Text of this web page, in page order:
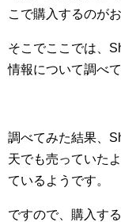
こで購入するのが
そこでここでは、
情報について調べて
調べてみた結果、
天でも売っていた
ているようです。
ですので、購入す